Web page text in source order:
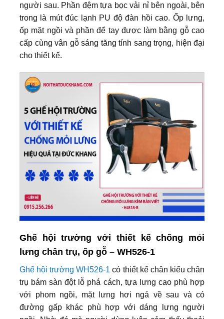
người sau. Phần đệm tựa bọc vải nỉ bên ngoài, bên
trong là mút đúc lạnh PU độ đàn hồi cao. Ốp lưng,
ốp mặt ngồi và phần để tay được làm bằng gỗ cao
cấp cùng vân gỗ sáng tăng tính sang trọng, hiện đại
cho thiết kế.
Ghế hội trường với thiết kế chống mỏi
lưng chân trụ, ốp gỗ – WH526-1
Ghế hội trường WH526-1 có thiết kế chân kiểu chân
trụ bám sàn đột lỗ phá cách, tựa lưng cao phù hợp
với phom ngồi, mặt lưng hơi ngả về sau và có
đường gấp khác phù hợp với dáng lưng người